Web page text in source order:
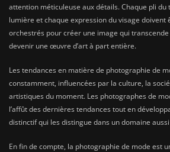
attention méticuleuse aux détails. Chaque pli du
lumière et chaque expression du visage doivent
orchestrés pour créer une image qui
devenir une œuvre d’art à part entière.
Les tendances en matière de photographie de
constamment, influencées par la culture, la
artistiques du moment. Les photographes de
l’affût des dernières tendances tout en
distinctif qui les distingue dans un domaine
En fin de compte, la photographie de mode est